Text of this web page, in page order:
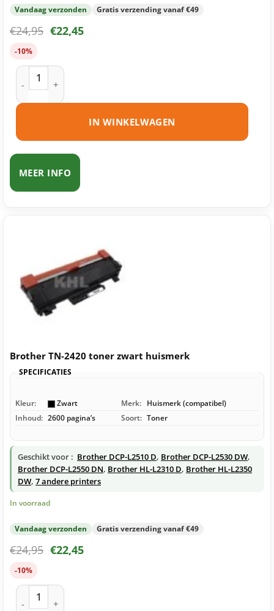
Vandaag verzonden Gratis verzending vanaf €49
€24,95 €22,45
-10%
Brother TN-2410 toner zwart huismerk aantal
IN WINKELWAGEN
MEER INFO
Brother TN-2420 toner zwart huismerk
SPECIFICATIES
Kleur: Zwart Merk: Huismerk (compatibel)
Inhoud: 2600 pagina’s Soort: Toner
Geschikt voor : Brother DCP-L2510 D, Brother DCP-L2530 DW,
Brother DCP-L2550 DN, Brother HL-L2310 D, Brother HL-L2350
DW, 7 andere printers
In voorraad
Vandaag verzonden Gratis verzending vanaf €49
€24,95 €22,45
-10%
Brother TN-2420 toner zwart huismerk aantal